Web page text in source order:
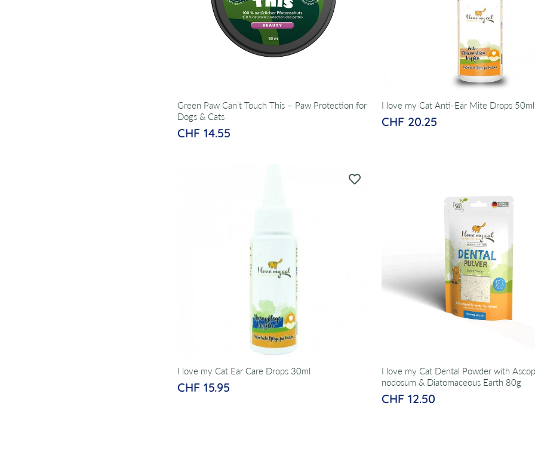
Green Paw Can’t Touch This – Paw Protection for
Dogs & Cats
CHF 14.55
I love my Cat Anti-Ear Mite Drops 50ml
CHF 20.25
I love my Cat Ear Care Drops 30ml
CHF 15.95
I love my Cat Dental Powder with
nodosum & Diatomaceous Earth 80g
CHF 12.50